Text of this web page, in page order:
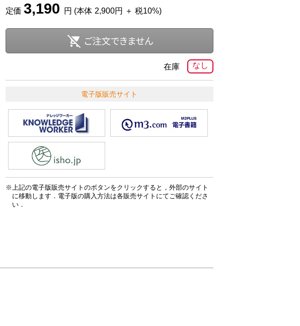
定価 3,190 円 (本体 2,900円 ＋ 税10%)
なし
在庫
電子版販売サイト
上記の電子版販売サイトのボタンをクリックすると，外部のサイト
に移動します．電子版の購入方法は各販売サイトにてご確認くださ
い．